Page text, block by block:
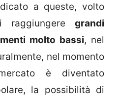
a queste, volto
raggiungere grandi
molto bassi, nel
nel momento
è diventato
la possibilità di